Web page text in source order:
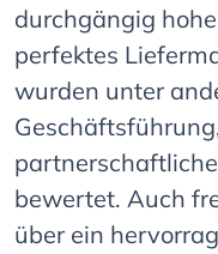
durchgängig
perfektes
wurden unter
bewertet. Auch
über ein